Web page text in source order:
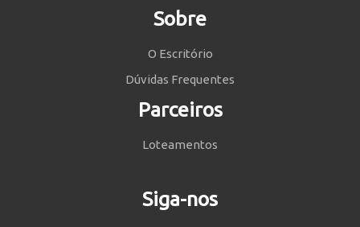
Sobre
O Escritório
Dúvidas Frequentes
Parceiros
Loteamentos
Siga-nos